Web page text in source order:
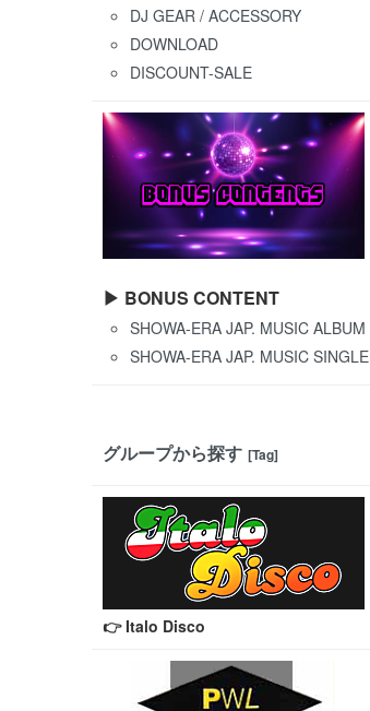
DJ GEAR / ACCESSORY
DOWNLOAD
DISCOUNT-SALE
▶ BONUS CONTENT
SHOWA-ERA JAP. MUSIC ALBUM
SHOWA-ERA JAP. MUSIC SINGLE
グループから探す [Tag]
👉 Italo Disco